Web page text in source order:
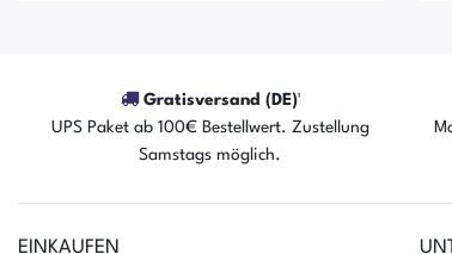
Gratisversand (DE)¹
UPS Paket ab 100€ Bestellwert. Zustellung
Samstags möglich.
EINKAUFEN